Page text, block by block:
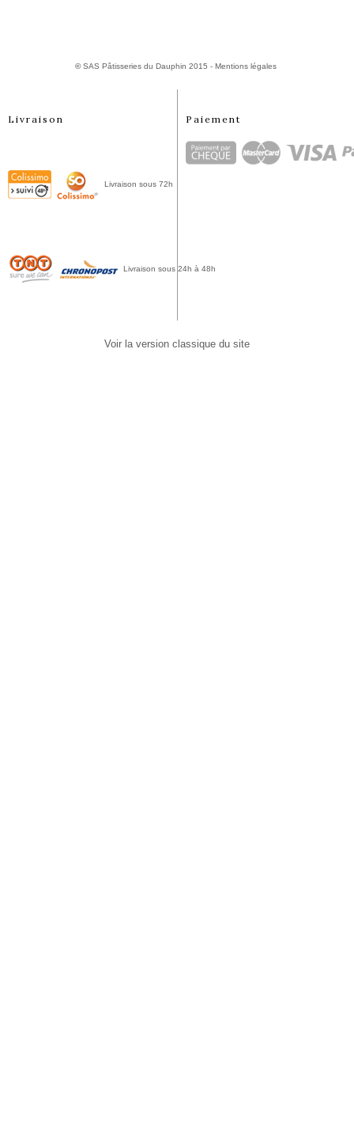
©SAS Pâtisseries du Dauphin 2015 - Mentions légales
Livraison
Livraison sous 72h
Livraison sous 24h à 48h
Paiement
Voir la version classique du site